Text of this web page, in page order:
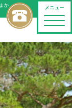
メニュー
toggle
か